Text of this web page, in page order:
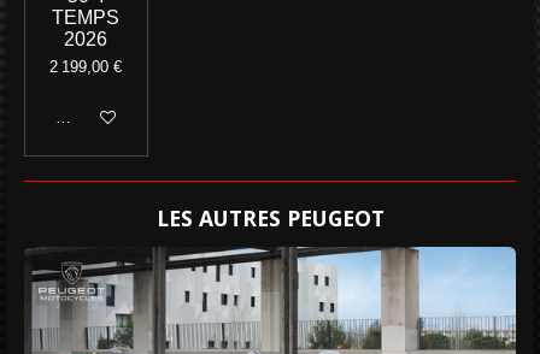
TEMPS
2026
2 199,00 €
Ajouter au panier
LES AUTRES PEUGEOT